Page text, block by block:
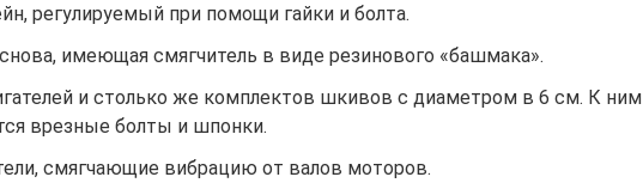
регулируемый при помощи гайки и болта.
имеющая смягчитель в виде резинового «башмака».
и столько же комплектов шкивов с диаметром в 6 см. К ним
врезные болты и шпонки.
смягчающие вибрацию от валов моторов.